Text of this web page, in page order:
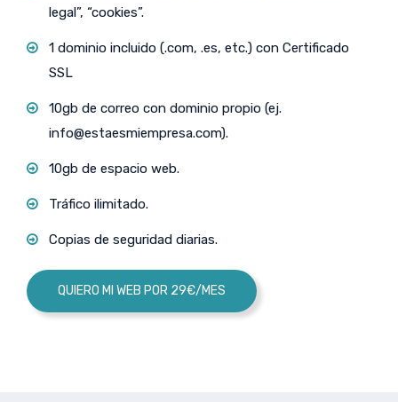
legal”, “cookies”.
1 dominio incluido (.com, .es, etc.) con Certificado
SSL
10gb de correo con dominio propio (ej.
info@estaesmiempresa.com).
10gb de espacio web.
Tráfico ilimitado.
Copias de seguridad diarias.
QUIERO MI WEB POR 29€/MES